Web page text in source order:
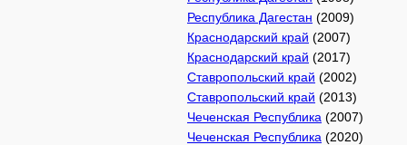
Республика Дагестан (2009)
Краснодарский край (2007)
Краснодарский край (2017)
Ставропольский край (2002)
Ставропольский край (2013)
Чеченская Республика (2007)
Чеченская Республика (2020)